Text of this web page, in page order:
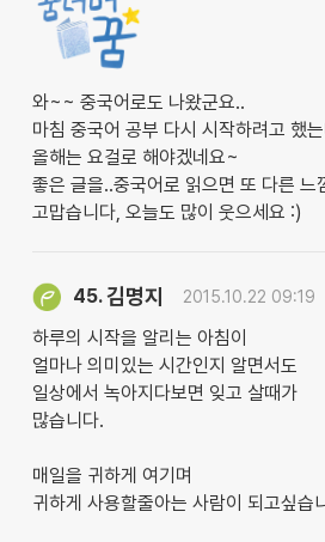
와~~ 중국어로도 나왔군요..
마침 중국어 공부 다시 시작하려고 했
올해는 요걸로 해야겠네요~
좋은 글을..중국어로 읽으면 또 다른 느
고맙습니다, 오늘도 많이 웃으세요 :)
45.김명지 2015.10.22 09:19
하루의 시작을 알리는 아침이
얼마나 의미있는 시간인지 알면서도
일상에서 녹아지다보면 잊고 살때가
많습니다.
매일을 귀하게 여기며
귀하게 사용할줄아는 사람이 되고싶습